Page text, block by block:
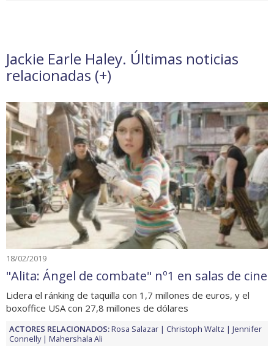
Jackie Earle Haley. Últimas noticias
relacionadas (+)
18/02/2019
"Alita: Ángel de combate" nº1 en salas de cine
Lidera el ránking de taquilla con 1,7 millones de euros, y el
boxoffice USA con 27,8 millones de dólares
ACTORES RELACIONADOS:Rosa Salazar Christoph Waltz
Jennifer
Connelly
Mahershala Ali